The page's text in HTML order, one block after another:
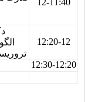
در غرب آسیا
نظم منطقه ای و
در دوران پسا داعش
و پاسخ